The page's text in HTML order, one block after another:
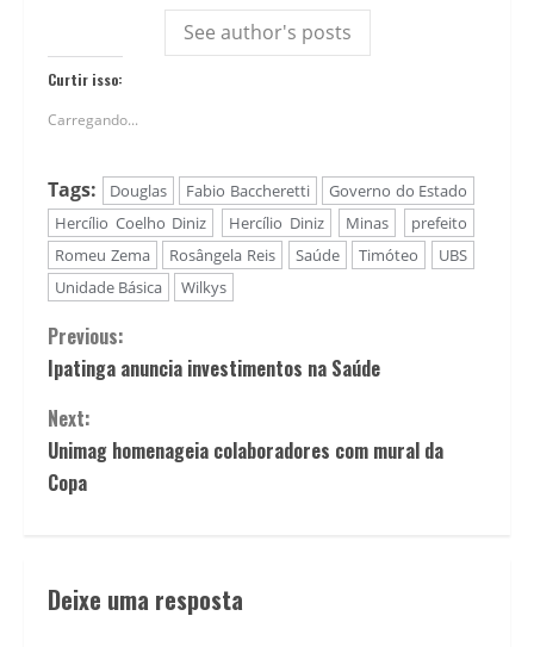
See author's posts
Curtir isso:
Carregando...
Tags: Douglas Fabio Baccheretti
Governo do Estado
Hercílio Coelho Diniz
Hercílio Diniz Minas
prefeito
Romeu Zema
Rosângela Reis Saúde Timóteo
UBS
Unidade Básica
Wilkys
Continue
Reading
Previous:
Ipatinga anuncia investimentos na Saúde
Next:
Unimag homenageia colaboradores com mural da
Copa
Deixe uma resposta